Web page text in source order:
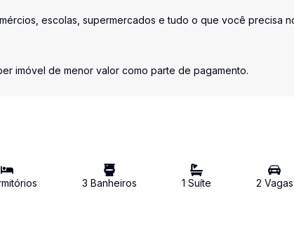
escolas, supermercados e tudo o que você precisa
imóvel de menor valor como parte de pagamento.
s 3 Banheiros 1 Suíte 2 Vagas